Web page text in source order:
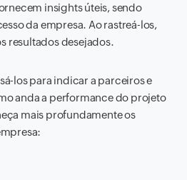
insights úteis, sendo
da empresa. Ao rastreá-los,
resultados desejados.
los para indicar a parceiros e
anda a performance do projeto
mais profundamente os